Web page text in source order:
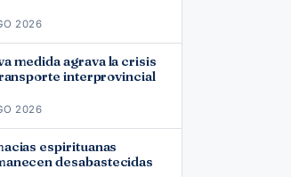
2026
medida agrava la crisis
interprovincial
2026
espirituanas
desabastecidas